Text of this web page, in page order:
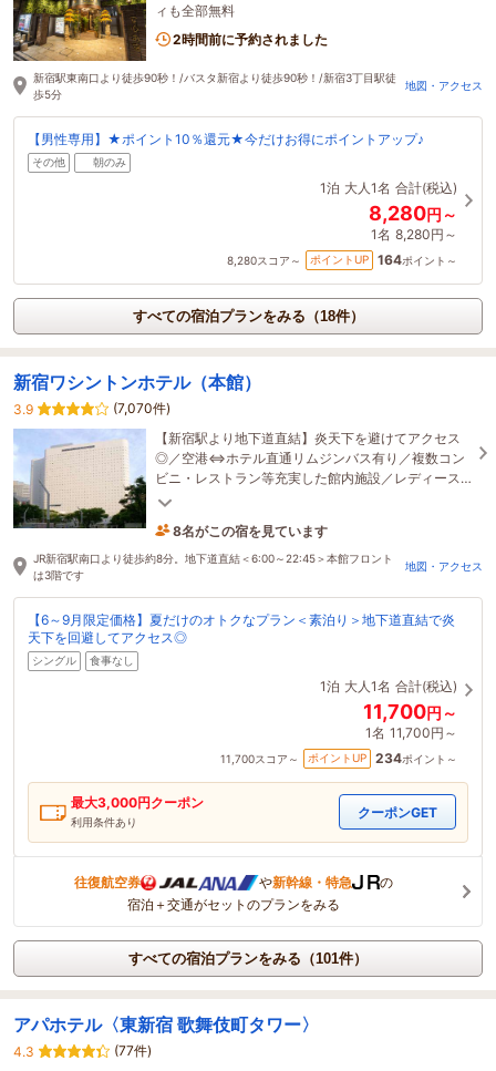
ィも全部無料
2時間前に予約されました
新宿駅東南口より徒歩90秒！/バスタ新宿より徒歩90秒！/新宿3丁目駅徒
歩5分
地図・アクセス
【男性専用】★ポイント10％還元★今だけお得にポイントアップ♪
その他 朝のみ
1泊 大人1名 合計(税込)
8,280円～
1名 8,280円～
8,280スコア～ ポイントUP 164ポイント～
すべての宿泊プランをみる（18件）
新宿ワシントンホテル（本館）
3.9
(7,070件)
【新宿駅より地下道直結】炎天下を避けてアクセス
◎／空港⇔ホテル直通リムジンバス有り／複数コン
ビニ・レストラン等充実した館内施設／レディース
フロアはReFaドライヤーや三面鏡ドレッサー等美容
8名がこの宿を見ています
たった今予約されました
JR新宿駅南口より徒歩約8分。地下道直結＜6:00～22:45＞本館フロント
は3階です
地図・アクセス
【6～9月限定価格】夏だけのオトクなプラン＜素泊り＞地下道直結で炎
天下を回避してアクセス◎
シングル 食事なし
1泊 大人1名 合計(税込)
11,700円～
1名 11,700円～
11,700スコア～ ポイントUP 234ポイント～
最大3,000円クーポン
利用条件あり
クーポンGET
往復航空券 や新幹線・特急
の
宿泊＋交通がセットのプランをみる
すべての宿泊プランをみる（101件）
アパホテル〈東新宿 歌舞伎町タワー〉
4.3 (77件)